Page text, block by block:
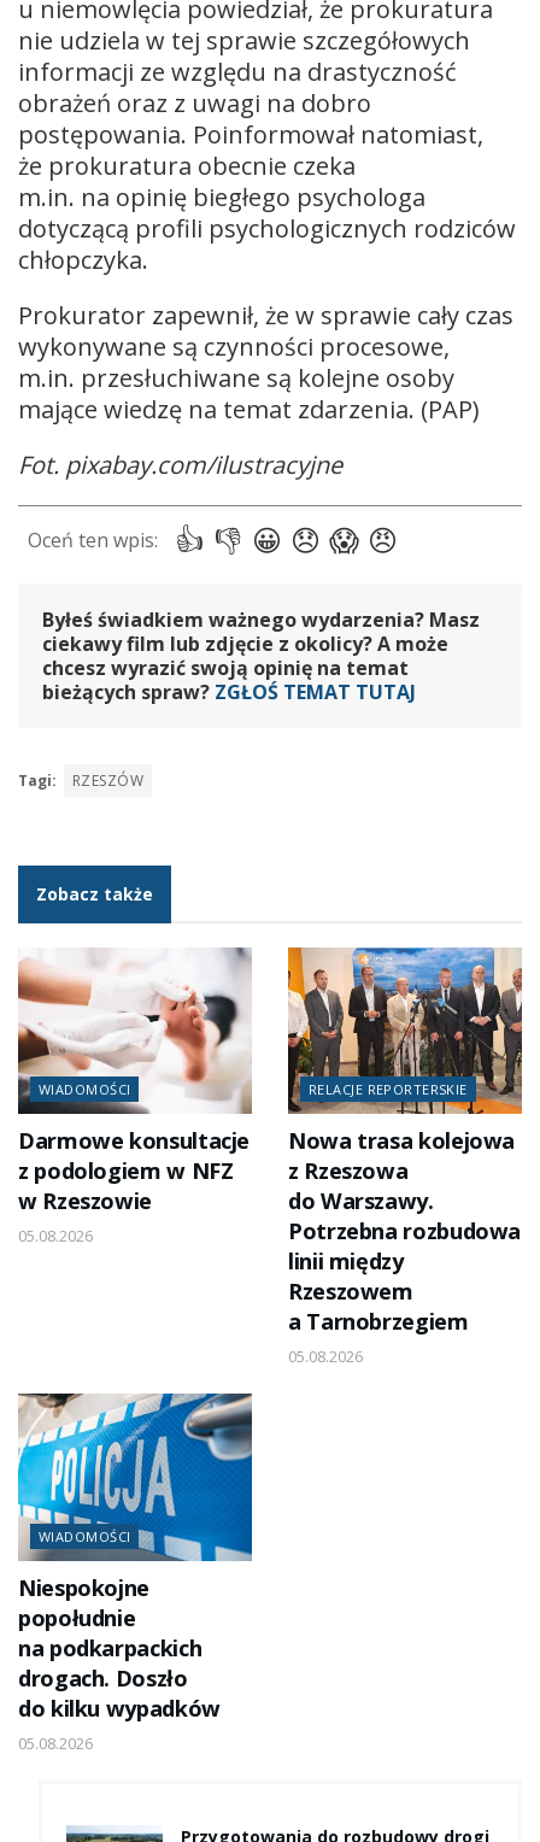
u niemowlęcia powiedział, że prokuratura
nie udziela w tej sprawie szczegółowych
informacji ze względu na drastyczność
obrażeń oraz z uwagi na dobro
postępowania. Poinformował natomiast,
że prokuratura obecnie czeka
m.in. na opinię biegłego psychologa
dotyczącą profili psychologicznych rodziców
chłopczyka.
Prokurator zapewnił, że w sprawie cały czas
wykonywane są czynności procesowe,
m.in. przesłuchiwane są kolejne osoby
mające wiedzę na temat zdarzenia. (PAP)
Fot. pixabay.com/ilustracyjne
Byłeś świadkiem ważnego wydarzenia? Masz
ciekawy film lub zdjęcie z okolicy? A może
chcesz wyrazić swoją opinię na temat
bieżących spraw? ZGŁOŚ TEMAT TUTAJ
Tagi: RZESZÓW
Zobacz także
WIADOMOŚCI
Darmowe konsultacje
z podologiem w NFZ
w Rzeszowie
05.08.2026
RELACJE REPORTERSKIE
Nowa trasa kolejowa
z Rzeszowa
do Warszawy.
Potrzebna rozbudowa
linii między
Rzeszowem
a Tarnobrzegiem
05.08.2026
WIADOMOŚCI
Niespokojne
popołudnie
na podkarpackich
drogach. Doszło
do kilku wypadków
05.08.2026
Przygotowania do rozbudowy drogi